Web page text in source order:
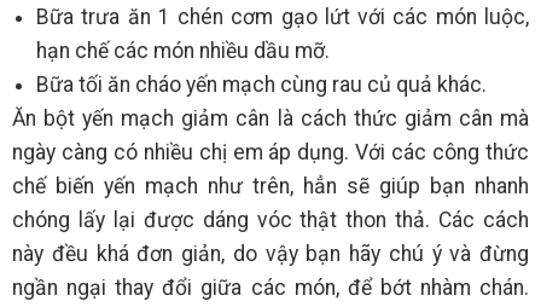
Bữa trưa ăn 1 chén cơm gạo lứt với các món luộc,
hạn chế các món nhiều dầu mỡ.
Bữa tối ăn cháo yến mạch cùng rau củ quả khác.
Ăn bột yến mạch giảm cân là cách thức giảm cân mà
ngày càng có nhiều chị em áp dụng. Với các công thức
chế biến yến mạch như trên, hẳn sẽ giúp bạn nhanh
chóng lấy lại được dáng vóc thật thon thả. Các cách
này đều khá đơn giản, do vậy bạn hãy chú ý và đừng
ngần ngại thay đổi giữa các món, để bớt nhàm chán.